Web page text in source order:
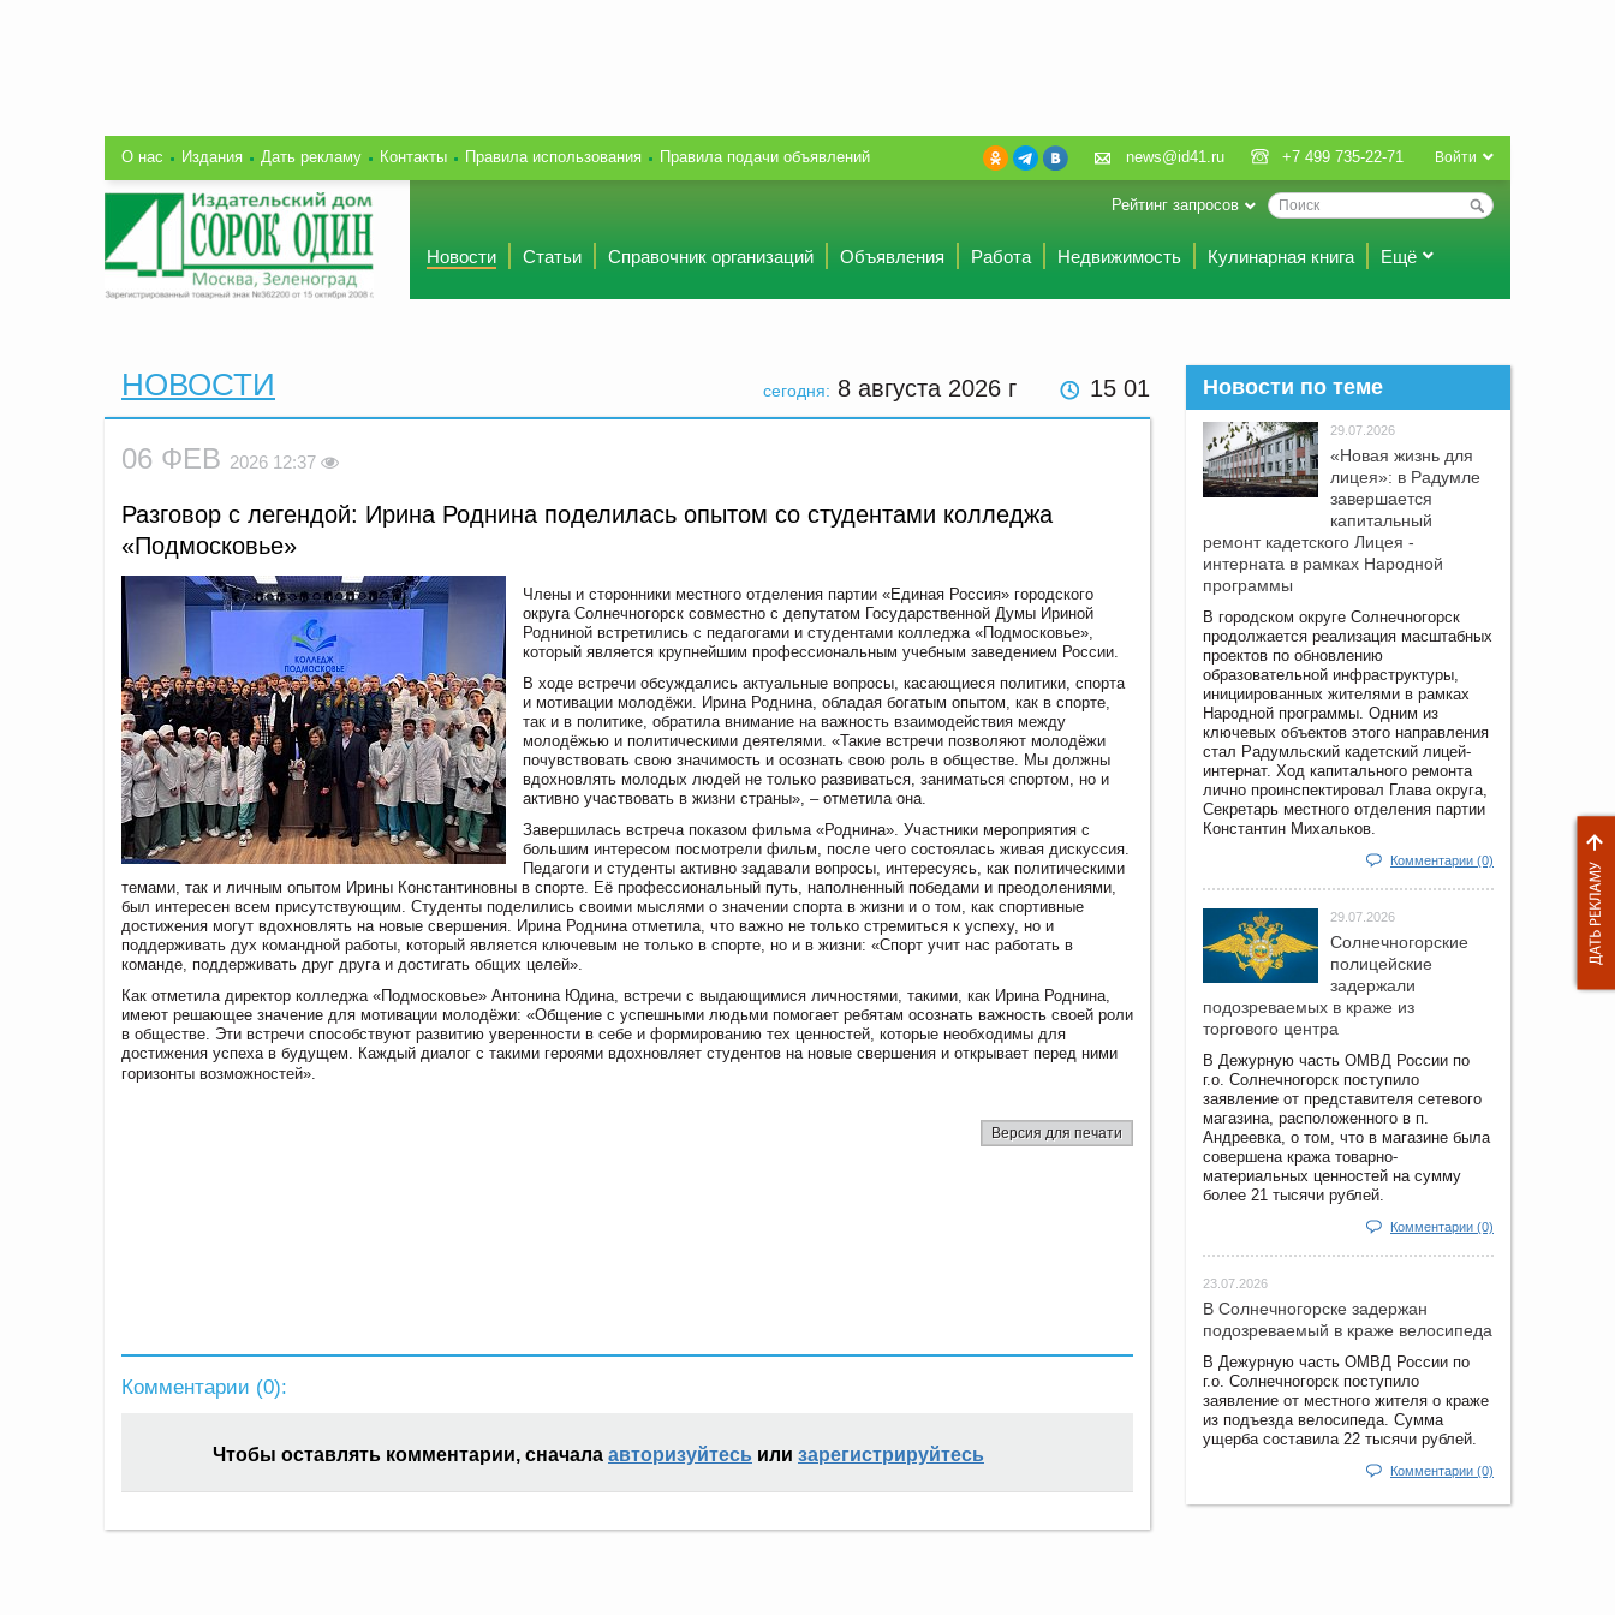
О нас Издания Дать рекламу Контакты Правила использования Правила подачи объявлений Войти
news@id41.ru +7 499 735-22-71
Рейтинг запросов
Новости Статьи Справочник организаций Объявления Работа Недвижимость Кулинарная книга Ещё
сегодня: 8 августа 2026 г 15:01
НОВОСТИ
06 ФЕВ 2026 12:37
Разговор с легендой: Ирина Роднина поделилась опытом со студентами колледжа
«Подмосковье»
Члены и сторонники местного отделения партии «Единая Россия» городского
округа Солнечногорск совместно с депутатом Государственной Думы Ириной
Родниной встретились с педагогами и студентами колледжа «Подмосковье»,
который является крупнейшим профессиональным учебным заведением России.
В ходе встречи обсуждались актуальные вопросы, касающиеся политики, спорта
и мотивации молодёжи. Ирина Роднина, обладая богатым опытом, как в спорте,
так и в политике, обратила внимание на важность взаимодействия между
молодёжью и политическими деятелями. «Такие встречи позволяют молодёжи
почувствовать свою значимость и осознать свою роль в обществе. Мы должны
вдохновлять молодых людей не только развиваться, заниматься спортом, но и
активно участвовать в жизни страны», – отметила она.
Завершилась встреча показом фильма «Роднина». Участники мероприятия с
большим интересом посмотрели фильм, после чего состоялась живая дискуссия.
Педагоги и студенты активно задавали вопросы, интересуясь, как политическими
темами, так и личным опытом Ирины Константиновны в спорте. Её профессиональный путь, наполненный победами и преодолениями,
был интересен всем присутствующим. Студенты поделились своими мыслями о значении спорта в жизни и о том, как спортивные
достижения могут вдохновлять на новые свершения. Ирина Роднина отметила, что важно не только стремиться к успеху, но и
поддерживать дух командной работы, который является ключевым не только в спорте, но и в жизни: «Спорт учит нас работать в
команде, поддерживать друг друга и достигать общих целей».
Как отметила директор колледжа «Подмосковье» Антонина Юдина, встречи с выдающимися личностями, такими, как Ирина Роднина,
имеют решающее значение для мотивации молодёжи: «Общение с успешными людьми помогает ребятам осознать важность своей роли
в обществе. Эти встречи способствуют развитию уверенности в себе и формированию тех ценностей, которые необходимы для
достижения успеха в будущем. Каждый диалог с такими героями вдохновляет студентов на новые свершения и открывает перед ними
горизонты возможностей».
Версия для печати
Комментарии (0):
Чтобы оставлять комментарии, сначала авторизуйтесь или зарегистрируйтесь
Новости по теме
29.07.2026
«Новая жизнь для
лицея»: в Радумле
завершается
капитальный
ремонт кадетского Лицея -
интерната в рамках Народной
программы
В городском округе Солнечногорск
продолжается реализация масштабных
проектов по обновлению
образовательной инфраструктуры,
инициированных жителями в рамках
Народной программы. Одним из
ключевых объектов этого направления
стал Радумльский кадетский лицей-
интернат. Ход капитального ремонта
лично проинспектировал Глава округа,
Секретарь местного отделения партии
Константин Михальков.
Комментарии (0)
29.07.2026
Солнечногорские
полицейские
задержали
подозреваемых в краже из
торгового центра
В Дежурную часть ОМВД России по
г.о. Солнечногорск поступило
заявление от представителя сетевого
магазина, расположенного в п.
Андреевка, о том, что в магазине была
совершена кража товарно-
материальных ценностей на сумму
более 21 тысячи рублей.
Комментарии (0)
23.07.2026
В Солнечногорске задержан
подозреваемый в краже велосипеда
В Дежурную часть ОМВД России по
г.о. Солнечногорск поступило
заявление от местного жителя о краже
из подъезда велосипеда. Сумма
ущерба составила 22 тысячи рублей.
Комментарии (0)